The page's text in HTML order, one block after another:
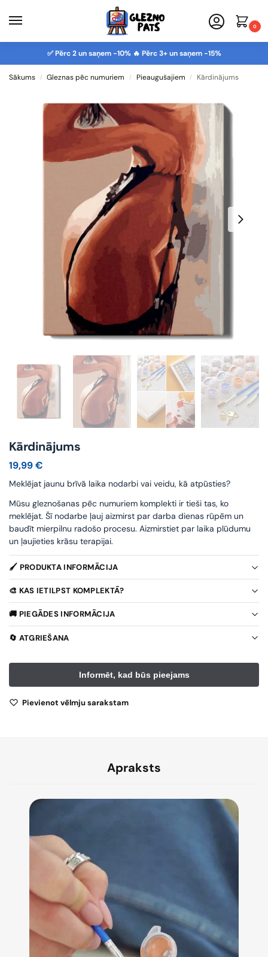
0
✅ Pērc 2 un saņem -10% 🔥 Pērc 3+ un saņem -15%
Sākums / Gleznas pēc numuriem / Pieaugušajiem / Kārdinājums
Kārdinājums
19,99€
Meklējat jaunu brīvā laika nodarbi vai veidu, kā atpūsties?
Mūsu gleznošanas pēc numuriem komplekti ir tieši tas, ko
meklējat. Šī nodarbe ļauj aizmirst par darba dienas rūpēm un
baudīt mierpilnu radošo procesu. Aizmirstiet par laika plūdumu
un ļaujieties krāsu terapijai.
🖌️ PRODUKTA INFORMĀCIJA
🎨 KAS IETILPST KOMPLEKTĀ?
🚚 PIEGĀDES INFORMĀCIJA
🔄 ATGRIEŠANA
Pievienot vēlmju sarakstam
Apraksts